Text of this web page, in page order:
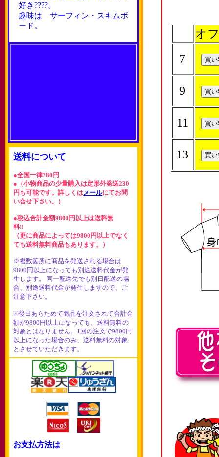
好き????。
趣味は サーフィン・スキムボ
ード。
送料について
●全国一律780円
●（小物商品の少量購入は定形外発送230
円も可能です。詳しくはメールにてお問
い合せ下さい。）
●税込合計金額9800円以上は送料無
料!!
（更に商品によっては9800円以上でなく
ても送料無料商品もあります。）
※複数箇所に商品を発送される場合は
9800円以上になっても別途送料代金が発
生します。 同一配送先でも別日配送の場
合、別途送料代金が発生しますので、ご
注意下さい。
※後日あらためて商品を注文されて合計金
額が9800円以上になっても、送料無料の
対象とはなりません。1回の注文で9800円
以上になった場合のみ、送料無料の対象
とさせていただきます。
お支払方法は
オ
7
9
11
13